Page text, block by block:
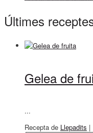
Últimes
Gelea de
...
Recepta de Llepadits |